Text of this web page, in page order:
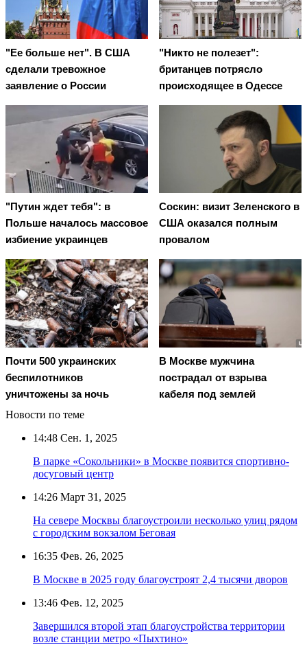
"Ее больше нет". В США
сделали тревожное
заявление о России
"Никто не полезет":
британцев потрясло
происходящее в Одессе
"Путин ждет тебя": в
Польше началось массовое
избиение украинцев
Соскин: визит Зеленского в
США оказался полным
провалом
Почти 500 украинских
беспилотников
уничтожены за ночь
В Москве мужчина
пострадал от взрыва
кабеля под землей
Новости по теме
14:48 Сен. 1, 2025
В парке «Сокольники» в Москве появится спортивно-
досуговый центр
14:26 Март 31, 2025
На севере Москвы благоустроили несколько улиц рядом
с городским вокзалом Беговая
16:35 Фев. 26, 2025
В Москве в 2025 году благоустроят 2,4 тысячи дворов
13:46 Фев. 12, 2025
Завершился второй этап благоустройства территории
возле станции метро «Пыхтино»